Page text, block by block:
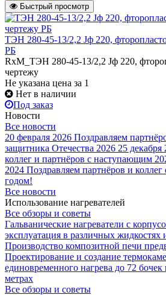
Быстрый просмотр
ТЭН 280-45-13/2,2 Jф 220,
РБ
RxM_ТЭН 280-45-13/2,2 Jф 220,
чертежу
Не указана цена за 1
Нет в наличии
Под заказ
Новости
Все новости
20 февраля 2026 Поздравляем
защитника Отечества 2026 25 декабря
коллег и партнёров с наступающим
2024 Поздравляем партнёров и
годом!
Все новости
Использование нагревателей
Все обзоры и советы
Гальванические нагреватели с
эксплуатация в различных жидкостях
Производство композитной печи
Проектирование и создание
единовременного нагрева до 72
метрах
Все обзоры и советы